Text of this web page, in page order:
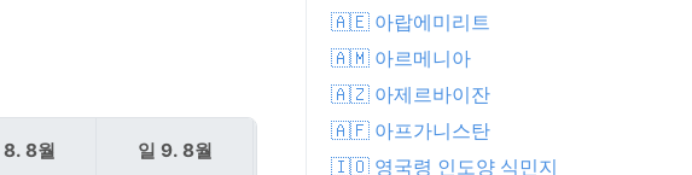
8. 8월 일 9. 8월
🇦🇪 아랍에미리트
🇦🇲 아르메니아
🇦🇿 아제르바이잔
🇦🇫 아프가니스탄
🇮🇴 영국령 인도양 식민지